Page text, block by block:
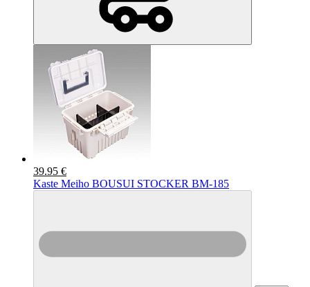
39.95 €
Kaste Meiho BOUSUI STOCKER BM-185